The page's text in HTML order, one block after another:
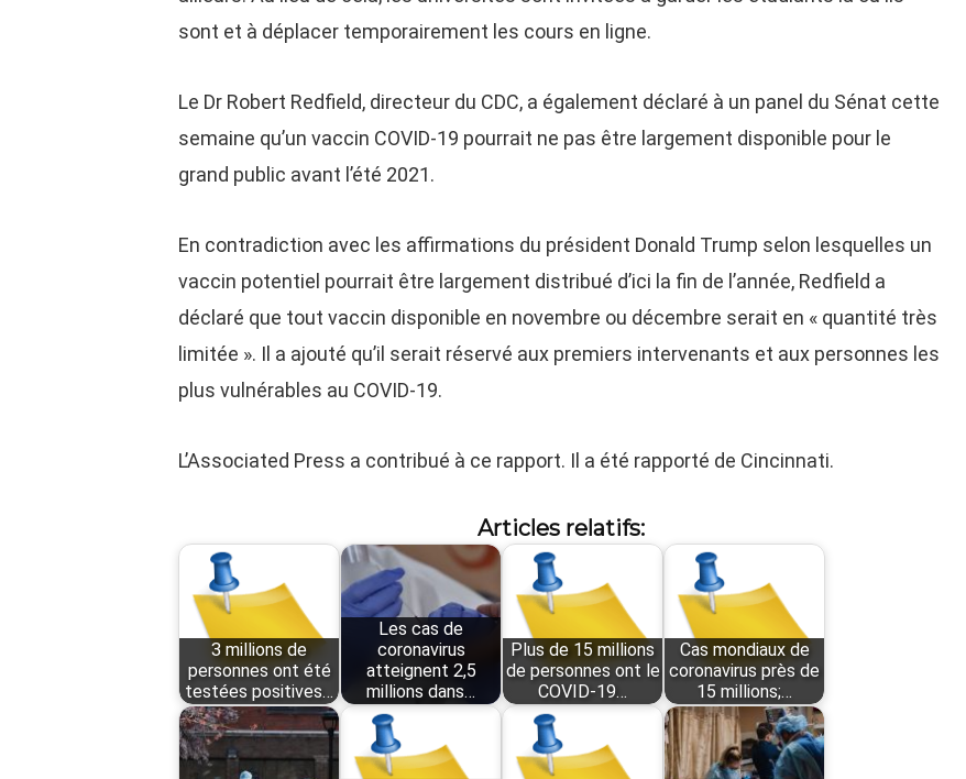
sont et à déplacer temporairement les cours en ligne.
Le Dr Robert Redfield, directeur du CDC, a également déclaré à un panel du Sénat cette
semaine qu’un vaccin COVID-19 pourrait ne pas être largement disponible pour le
grand public avant l’été 2021.
En contradiction avec les affirmations du président Donald Trump selon lesquelles un
vaccin potentiel pourrait être largement distribué d’ici la fin de l’année, Redfield a
déclaré que tout vaccin disponible en novembre ou décembre serait en « quantité très
limitée ». Il a ajouté qu’il serait réservé aux premiers intervenants et aux personnes les
plus vulnérables au COVID-19.
L’Associated Press a contribué à ce rapport. Il a été rapporté de Cincinnati.
Articles relatifs:
3 millions de
personnes ont été
testées positives…
Les cas de
coronavirus
atteignent 2,5
millions dans…
Plus de 15 millions
de personnes ont le
COVID-19…
Cas mondiaux de
coronavirus près de
15 millions;…